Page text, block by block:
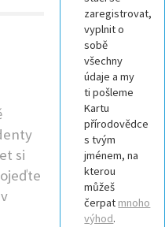
si
zaregistrovat,
vyplnit o
sobě
všechny
údaje a my
ti pošleme
Kartu
přírodovědce
s tvým
jménem, na
kterou
můžeš
čerpat mnoho
výhod.